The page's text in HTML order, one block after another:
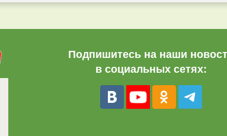
Подпишитесь на наши
в социальных сетях: